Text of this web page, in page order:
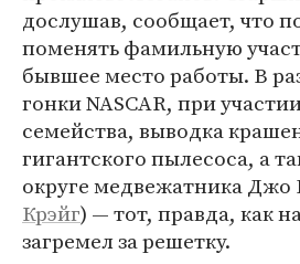
дослушав, сообщает, что
поменять фамильную
бывшее место работы. В
гонки NASCAR, при
семейства, выводка
гигантского пылесоса, а
округе медвежатника Джо
Крэйг) — тот, правда, как
загремел за решетку.